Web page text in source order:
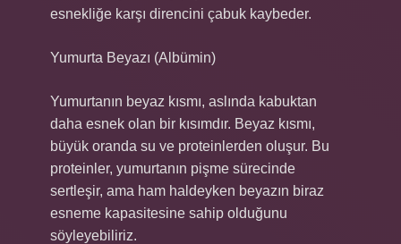
esnekliğe karşı direncini çabuk kaybeder.
Yumurta Beyazı (Albümin)
Yumurtanın beyaz kısmı, aslında kabuktan
daha esnek olan bir kısımdır. Beyaz kısmı,
büyük oranda su ve proteinlerden oluşur. Bu
proteinler, yumurtanın pişme sürecinde
sertleşir, ama ham haldeyken beyazın biraz
esneme kapasitesine sahip olduğunu
söyleyebiliriz.